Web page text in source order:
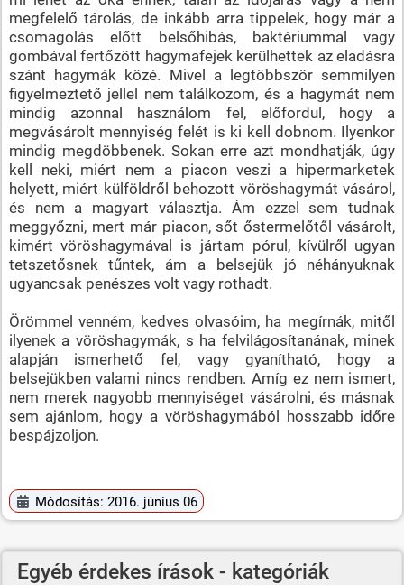
megfelelő tárolás, de inkább arra tippelek, hogy már a
csomagolás előtt belsőhibás, baktériummal vagy
gombával fertőzött hagymafejek kerülhettek az eladásra
szánt hagymák közé. Mivel a legtöbbször semmilyen
figyelmeztető jellel nem találkozom, és a hagymát nem
mindig azonnal használom fel, előfordul, hogy a
megvásárolt mennyiség felét is ki kell dobnom. Ilyenkor
mindig megdöbbenek. Sokan erre azt mondhatják, úgy
kell neki, miért nem a piacon veszi a hipermarketek
helyett, miért külföldről behozott vöröshagymát vásárol,
és nem a magyart választja. Ám ezzel sem tudnak
meggyőzni, mert már piacon, sőt őstermelőtől vásárolt,
kimért vöröshagymával is jártam pórul, kívülről ugyan
tetszetősnek tűntek, ám a belsejük jó néhányuknak
ugyancsak penészes volt vagy rothadt.
Örömmel venném, kedves olvasóim, ha megírnák, mitől
ilyenek a vöröshagymák, s ha felvilágosítanának, minek
alapján ismerhető fel, vagy gyanítható, hogy a
belsejükben valami nincs rendben. Amíg ez nem ismert,
nem merek nagyobb mennyiséget vásárolni, és másnak
sem ajánlom, hogy a vöröshagymából hosszabb időre
bespájzoljon.
Módosítás: 2016. június 06
Egyéb érdekes írások - kategóriák